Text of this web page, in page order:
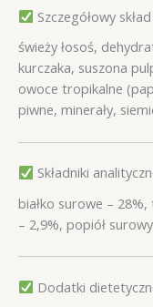
Szczegółowy
świeży łosoś,
kurczaka, suszona
owoce tropikalne
piwne, minerały,
Składniki
białko surowe –
– 2,9%, popiół
Dodatki